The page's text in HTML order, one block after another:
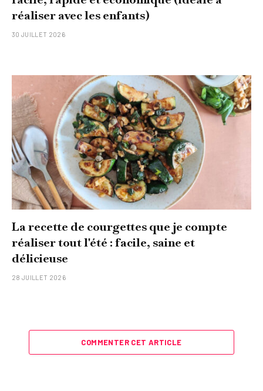
réaliser avec les enfants)
30 JUILLET 2026
La recette de courgettes que je compte
réaliser tout l'été : facile, saine et
délicieuse
28 JUILLET 2026
COMMENTER CET ARTICLE